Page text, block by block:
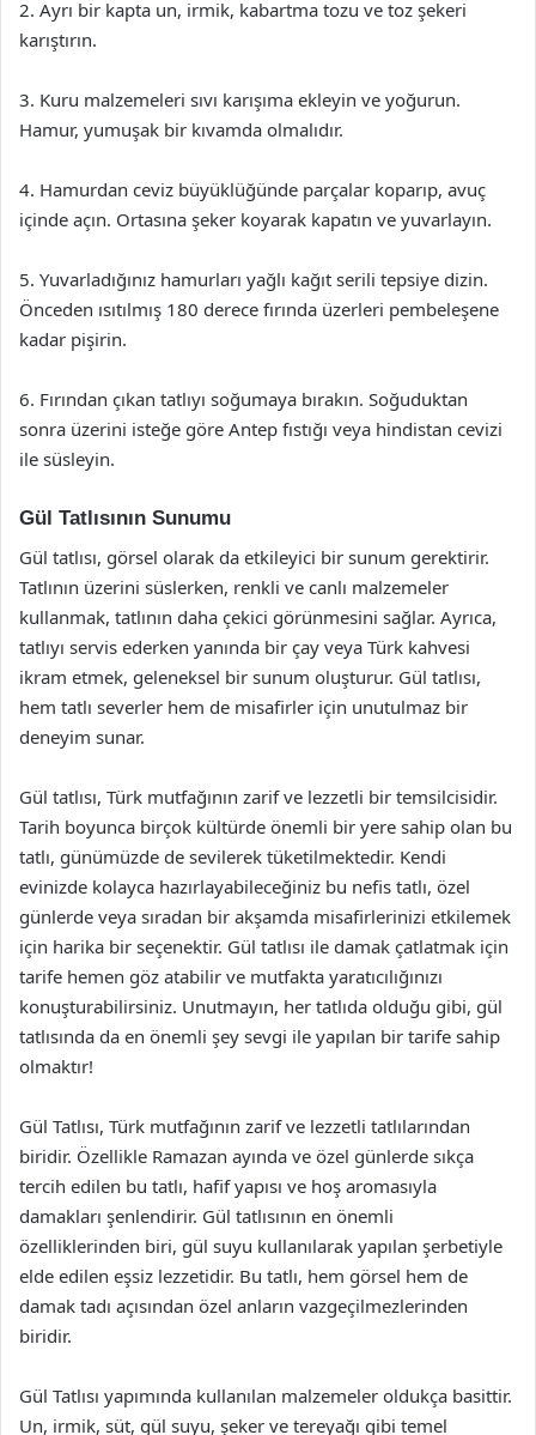
2. Ayrı bir kapta un, irmik, kabartma tozu ve toz şekeri
karıştırın.
3. Kuru malzemeleri sıvı karışıma ekleyin ve yoğurun.
Hamur, yumuşak bir kıvamda olmalıdır.
4. Hamurdan ceviz büyüklüğünde parçalar koparıp, avuç
içinde açın. Ortasına şeker koyarak kapatın ve yuvarlayın.
5. Yuvarladığınız hamurları yağlı kağıt serili tepsiye dizin.
Önceden ısıtılmış 180 derece fırında üzerleri pembeleşene
kadar pişirin.
6. Fırından çıkan tatlıyı soğumaya bırakın. Soğuduktan
sonra üzerini isteğe göre Antep fıstığı veya hindistan cevizi
ile süsleyin.
Gül Tatlısının Sunumu
Gül tatlısı, görsel olarak da etkileyici bir sunum gerektirir.
Tatlının üzerini süslerken, renkli ve canlı malzemeler
kullanmak, tatlının daha çekici görünmesini sağlar. Ayrıca,
tatlıyı servis ederken yanında bir çay veya Türk kahvesi
ikram etmek, geleneksel bir sunum oluşturur. Gül tatlısı,
hem tatlı severler hem de misafirler için unutulmaz bir
deneyim sunar.
Gül tatlısı, Türk mutfağının zarif ve lezzetli bir temsilcisidir.
Tarih boyunca birçok kültürde önemli bir yere sahip olan bu
tatlı, günümüzde de sevilerek tüketilmektedir. Kendi
evinizde kolayca hazırlayabileceğiniz bu nefis tatlı, özel
günlerde veya sıradan bir akşamda misafirlerinizi etkilemek
için harika bir seçenektir. Gül tatlısı ile damak çatlatmak için
tarife hemen göz atabilir ve mutfakta yaratıcılığınızı
konuşturabilirsiniz. Unutmayın, her tatlıda olduğu gibi, gül
tatlısında da en önemli şey sevgi ile yapılan bir tarife sahip
olmaktır!
Gül Tatlısı, Türk mutfağının zarif ve lezzetli tatlılarından
biridir. Özellikle Ramazan ayında ve özel günlerde sıkça
tercih edilen bu tatlı, hafif yapısı ve hoş aromasıyla
damakları şenlendirir. Gül tatlısının en önemli
özelliklerinden biri, gül suyu kullanılarak yapılan şerbetiyle
elde edilen eşsiz lezzetidir. Bu tatlı, hem görsel hem de
damak tadı açısından özel anların vazgeçilmezlerinden
biridir.
Gül Tatlısı yapımında kullanılan malzemeler oldukça basittir.
Un, irmik, süt, gül suyu, şeker ve tereyağı gibi temel